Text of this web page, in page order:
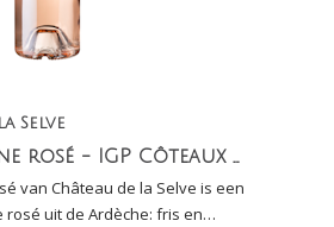
Selve
Maguelonne rosé - IGP Côteaux de l'Ardèche
van Château de la Selve is een
rosé uit de Ardèche: fris en